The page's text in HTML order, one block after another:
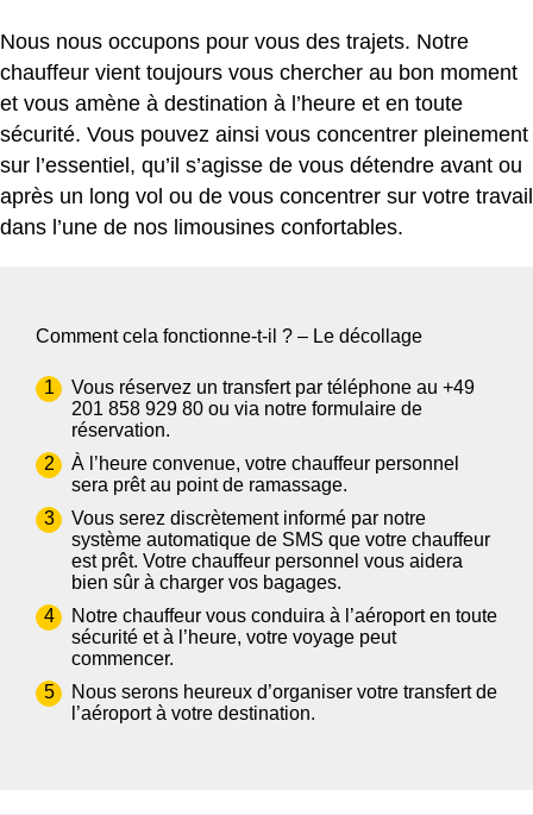
Nous nous occupons pour vous des trajets. Notre
chauffeur vient toujours vous chercher au bon moment
et vous amène à destination à l’heure et en toute
sécurité. Vous pouvez ainsi vous concentrer pleinement
sur l’essentiel, qu’il s’agisse de vous détendre avant ou
après un long vol ou de vous concentrer sur votre travail
dans l’une de nos limousines confortables.
Comment cela fonctionne-t-il ? – Le décollage
Vous réservez un transfert par téléphone au +49
201 858 929 80 ou via notre formulaire de
réservation.
À l’heure convenue, votre chauffeur personnel
sera prêt au point de ramassage.
Vous serez discrètement informé par notre
système automatique de SMS que votre chauffeur
est prêt. Votre chauffeur personnel vous aidera
bien sûr à charger vos bagages.
Notre chauffeur vous conduira à l’aéroport en toute
sécurité et à l’heure, votre voyage peut
commencer.
Nous serons heureux d’organiser votre transfert de
l’aéroport à votre destination.